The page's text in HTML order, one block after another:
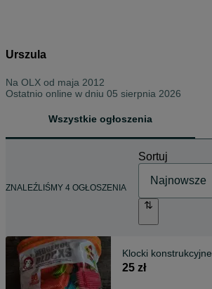
Urszula
Na OLX od maja 2012
Ostatnio online w dniu 05 sierpnia 2026
Wszystkie ogłoszenia
ZNALEŹLIŚMY 4 OGŁOSZENIA
Sortuj
Klocki konstrukcyjne
25 zł